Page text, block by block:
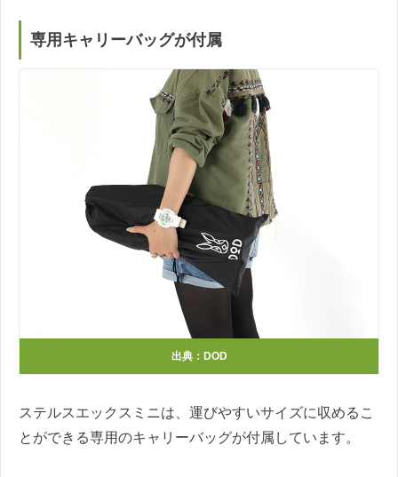
専用キャリーバッグが付属
出典：DOD
ステルスエックスミニは、運びやすいサイズに収めるこ
とができる専用のキャリーバッグが付属しています。